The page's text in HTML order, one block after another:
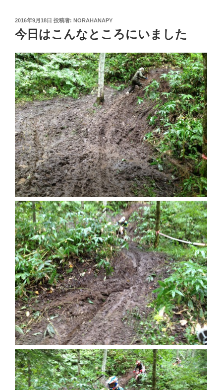
投
稿
日:
2016年9月18日 投稿者: NORAHANAPY
今日はこんなところにいました